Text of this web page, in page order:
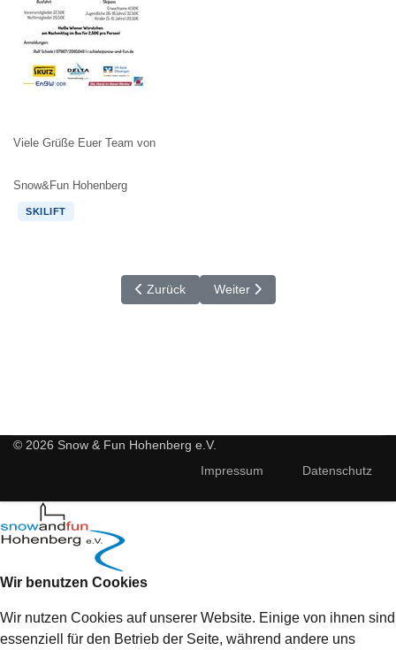
Viele Grüße Euer Team von
Snow&Fun Hohenberg
SKILIFT
Vorheriger Beitrag: SkiOpening 2018
Zurück Nächster Beitrag: HighLife
Weiter
© 2026 Snow & Fun Hohenberg e.V.
Impressum
Datenschutz
Wir benutzen Cookies
Wir nutzen Cookies auf unserer Website. Einige von ihnen sind
essenziell für den Betrieb der Seite, während andere uns